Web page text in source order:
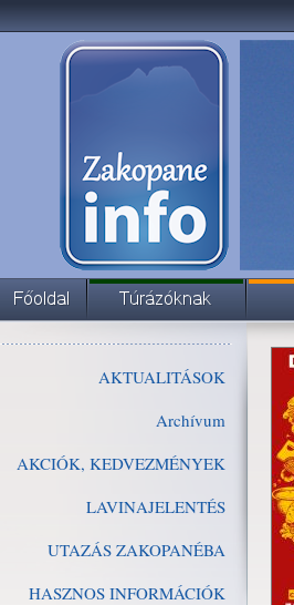
AKTUALITÁSOK
Archívum
AKCIÓK, KEDVEZMÉNYEK
LAVINAJELENTÉS
UTAZÁS ZAKOPANÉBA
HASZNOS INFORMÁCIÓK